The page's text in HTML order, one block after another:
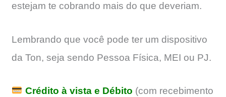
estejam te cobrando mais do que deveriam.
Lembrando que você pode ter um dispositivo
da Ton, seja sendo Pessoa Física, MEI ou PJ.
Crédito à vista e Débito (com recebimento